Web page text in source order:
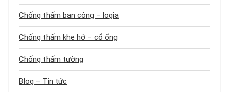
Chống thấm ban công – logia
Chống thấm khe hở – cổ ống
Chống thấm tường
Blog – Tin tức